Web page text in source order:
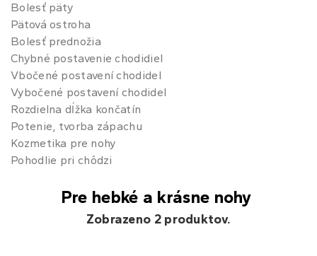
Bolesť päty
Pätová ostroha
Bolesť prednožia
Chybné postavenie chodidiel
Vbočené postavení chodidel
Vybočené postavení chodidel
Rozdielna dĺžka končatín
Potenie, tvorba zápachu
Kozmetika pre nohy
Pohodlie pri chôdzi
Pre hebké a krásne nohy
Zobrazeno 2 produktov.